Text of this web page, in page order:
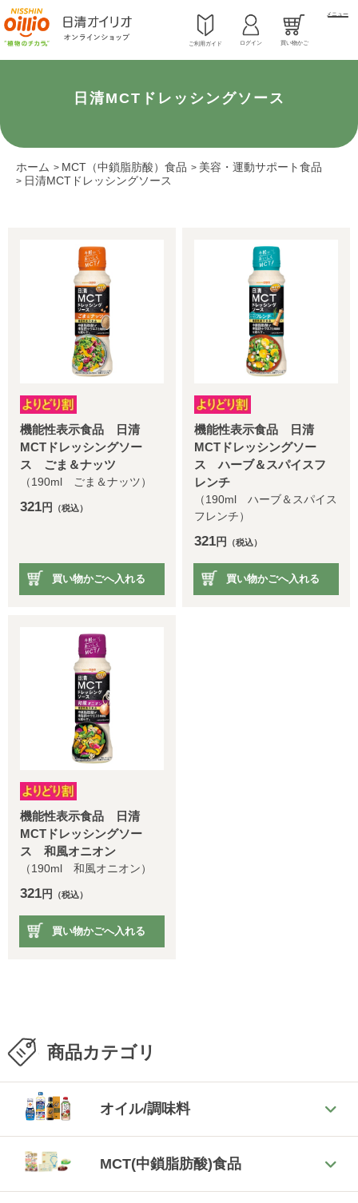
ご利用ガイド ログイン 買い物かご
メニュー
日清MCTドレッシングソース
機能性表示食品 日清
MCTドレッシングソー
ス ごま＆ナッツ
（190ml ごま＆ナッツ）
321 円 （税込）
買い物かごへ入れる
機能性表示食品 日清
MCTドレッシングソー
ス ハーブ＆スパイスフ
レンチ
（190ml ハーブ＆スパイス
フレンチ）
321 円 （税込）
買い物かごへ入れる
機能性表示食品 日清
MCTドレッシングソー
ス 和風オニオン
（190ml 和風オニオン）
321 円 （税込）
買い物かごへ入れる
ホーム > MCT（中鎖脂肪酸）食品 > 美容・運動サポート食品
> 日清MCTドレッシングソース
商品カテゴリ
オイル/調味料
MCT(中鎖脂肪酸)食品